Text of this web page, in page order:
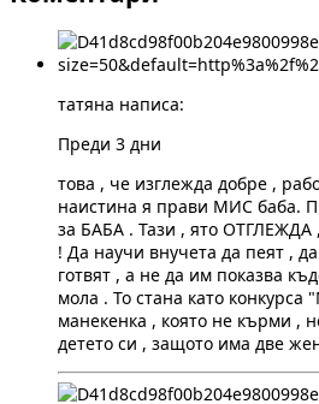
татяна написа:
Преди 3 дни
това , че изглежда добре ,
наистина я прави МИС баба.
за БАБА . Тази , ято
! Да научи внучета да пеят ,
готвят , а не да им показва
мола . То стана като
манекенка , която не кърми ,
детето си , защото има две